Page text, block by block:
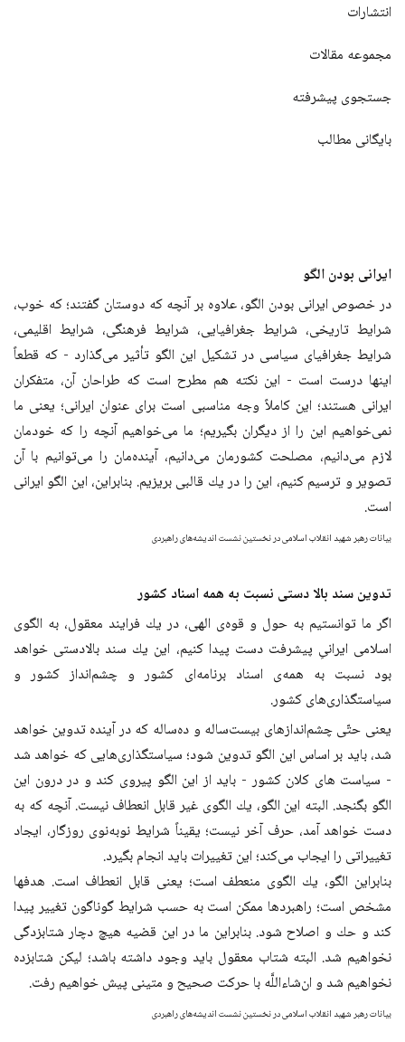
انتشارات
مجموعه مقالات
جستجوی پیشرفته
بایگانی مطالب
ایرانی بودن الگو
در خصوص ايرانى بودن الگو، علاوه بر آنچه كه دوستان گفتند؛ كه خوب،
شرایط تاريخى، شرایط جغرافيایى، شرایط فرهنگى، شرایط اقليمى،
شرایط جغرافياى سياسى در تشكيل اين الگو تأثير می‌گذارد - كه قطعاً
اينها درست است - اين نكته هم مطرح است كه طراحان آن، متفكران
ايرانى هستند؛ اين كاملاً وجه مناسبى است براى عنوان ايرانى؛ يعنى ما
نمی‌خواهيم اين را از ديگران بگيريم؛ ما می‌خواهيم آنچه را كه خودمان
لازم می‌دانيم، مصلحت كشورمان می‌‌دانيم، آينده‌مان را می‌توانيم با آن
تصوير و ترسيم كنيم، اين را در يك قالبى بريزيم. بنابراين، اين الگو ايرانى
است.
بیانات رهبر شهید انقلاب اسلامی در نخستین نشست اندیشه‌های راهبردی
تدوین سند بالا دستی نسبت به همه اسناد کشور
اگر ما توانستيم به حول و قوه‌ى الهى، در يك فرايند معقول، به الگوى
اسلامى ايرانىِ پيشرفت دست پيدا كنيم، اين يك سند بالادستى خواهد
بود نسبت به همه‌ى اسناد برنامه‌اى كشور و چشم‌انداز كشور و
سياستگذارى‌هاى كشور.
يعنى حتّى چشم‌اندازهاى بيست‌ساله و ده‌ساله كه در آينده تدوين خواهد
شد، بايد بر اساس اين الگو تدوين شود؛ سياستگذارى‌هایى كه خواهد شد
- سياست هاى كلان كشور - بايد از اين الگو پيروى كند و در درون اين
الگو بگنجد. البته اين الگو، يك الگوى غير قابل انعطاف نيست. آنچه كه به
دست خواهد آمد، حرف آخر نيست؛ يقيناً شرایط نوبه‌نوى روزگار، ايجاد
تغييراتى را ايجاب می‌كند؛ اين تغييرات بايد انجام بگيرد.
بنابراين الگو، يك الگوى منعطف است؛ يعنى قابل انعطاف است. هدفها
مشخص است؛ راهبردها ممكن است به حسب شرایط گوناگون تغيير پيدا
كند و حك و اصلاح شود. بنابراين ما در اين قضيه هيچ دچار شتابزدگى
نخواهيم شد. البته شتاب معقول بايد وجود داشته باشد؛ ليكن شتابزده
نخواهيم شد و ان‌شاءاللَّه با حركت صحيح و متينى پيش خواهيم رفت.
بیانات رهبر شهید انقلاب اسلامی در نخستین نشست اندیشه‌های راهبردی